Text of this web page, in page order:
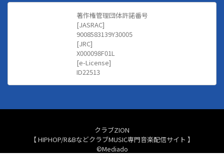
著作権管理団体許諾番号
[JASRAC]
9008583139Y30005
[JRC]
X000098F01L
[e-License]
ID22513
クラブZION
【 HIPHOP/R&BなどクラブMUSIC専門音楽配信サイト 】
©Mediado